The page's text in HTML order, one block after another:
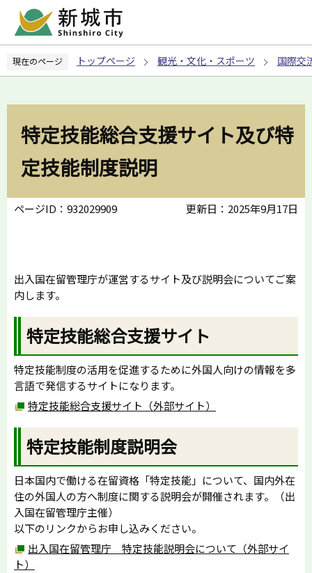
ペ
の
現在のページ トップページ 観光・文化・スポーツ 国際交
特定技能総合支援サイト及び特
定技能制度説明
ページID：932029909 更新日：2025年9月17日
出入国在留管理庁が運営するサイト及び説明会についてご案
内します。
特定技能総合支援サイト
特定技能制度の活用を促進するために外国人向けの情報を多
言語で発信するサイトになります。
特定技能総合支援サイト（外部サイト）
特定技能制度説明会
日本国内で働ける在留資格「特定技能」について、国内外在
住の外国人の方へ制度に関する説明会が開催されます。（出
入国在留管理庁主催）
以下のリンクからお申し込みください。
出入国在留管理庁 特定技能説明会について（外部サイ
ト）